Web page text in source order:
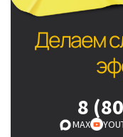
Делаем
8
MAX